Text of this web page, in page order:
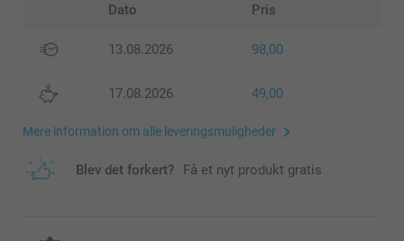
Dato Pris
13.08.2026 98,00
17.08.2026 49,00
Mere information om alle leveringsmuligheder
Blev det forkert? Få et nyt produkt gratis